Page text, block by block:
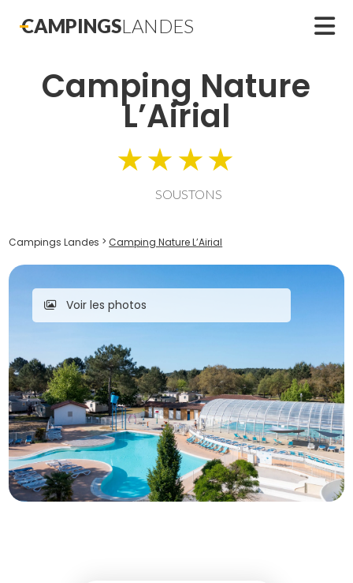
CAMPINGSLANDES
Camping Nature
L’Airial
★★★★
SOUSTONS
Campings Landes > Camping Nature L’Airial
Voir les photos